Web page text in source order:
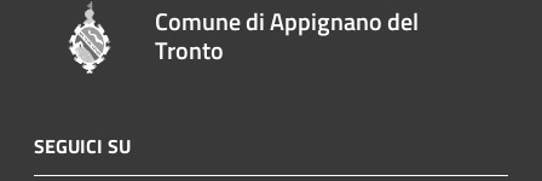
Comune di Appignano del
Tronto
SEGUICI SU